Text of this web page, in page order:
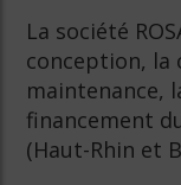
La société
conception, la
maintenance,
financement
(Haut-Rhin et